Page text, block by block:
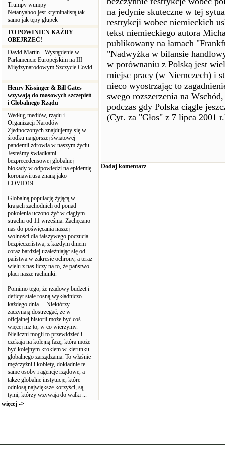
Trumpy wumpy
Netanyahoo jest kryminalistą tak
samo jak tępy głupek
TO POWINIEN KAŻDY
OBEJRZEĆ!
David Martin - Wystąpienie w
Parlamencie Europejskim na III
Międzynarodowym Szczycie Covid
Henry Kissinger & Bill Gates
wzywają do masowych szczepień
i Globalnego Rządu
Według mediów, rządu i
Organizacji Narodów
Zjednoczonych znajdujemy się w
środku najgorszej światowej
pandemii zdrowia w naszym życiu.
Jesteśmy świadkami
bezprecedensowej globalnej
blokady w odpowiedzi na epidemię
koronawirusa znaną jako
COVID19.
Globalną populację żyjącą w
krajach zachodnich od ponad
pokolenia uczono żyć w ciągłym
strachu od 11 września. Zachęcano
nas do poświęcania naszej
wolności dla fałszywego poczucia
bezpieczeństwa, z każdym dniem
coraz bardziej uzależniając się od
państwa w zakresie ochrony, a teraz
wielu z nas liczy na to, że państwo
płaci nasze rachunki.
Pomimo tego, że rządowy budżet i
deficyt stale rosną wykładniczo
każdego dnia ... Niektórzy
zaczynają dostrzegać, że w
oficjalnej historii może być coś
więcej niż to, w co wierzymy.
Nieliczni mogli to przewidzieć i
czekają na kolejną fazę, która może
być kolejnym krokiem w kierunku
globalnego zarządzania. To właśnie
mężczyźni i kobiety, dokładnie te
same osoby i agencje rządowe, a
także globalne instytucje, które
odniosą największe korzyści, są
tymi, którzy wzywają do walki ...
więcej ->
na jedynie skuteczne w tej
restrykcji wobec niemieckich
tekst niemieckiego autora
publikowany na łamach
"Nadwyżka w bilansie
w porównaniu z Polską jest
miejsc pracy (w Niemczech) i
nieco wyostrzając to
swego rozszerzenia na
podczas gdy Polska ciągle
(Cyt. za "Głos" z 7 lipca 2001
Dodaj komentarz